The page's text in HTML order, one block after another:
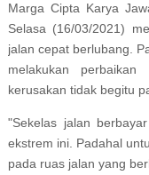
Marga Cipta Karya
Selasa (16/03/2021)
jalan cepat berlubang.
melakukan
kerusakan tidak begitu
"Sekelas jalan
ekstrem ini. Padahal
pada ruas jalan yang